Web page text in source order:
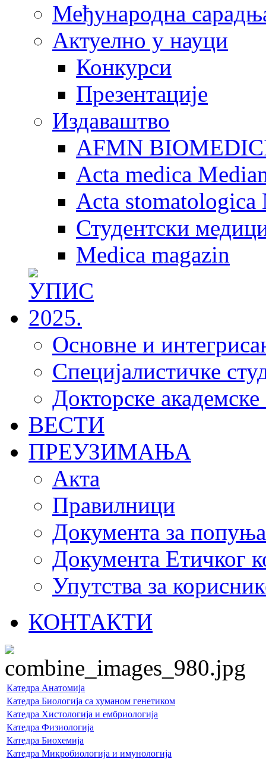
Међународна
Актуелно у науци
Конкурси
Презентације
Издаваштво
AFMN
Acta medica
Acta stomatologica
Студентски
Medica magazin
Основне и
Специјалистичке
Докторске академске
ВЕСТИ
ПРЕУЗИМАЊА
Акта
Правилници
Документа за
Документа Етичког
Упутства за
КОНТАКТИ
Катедра Анатомија
Катедра Биологија са хуманом генетиком
Катедра Хистологија и ембриологија
Катедра Физиологија
Катедра Биохемија
Катедра Микробиологија и имунологија